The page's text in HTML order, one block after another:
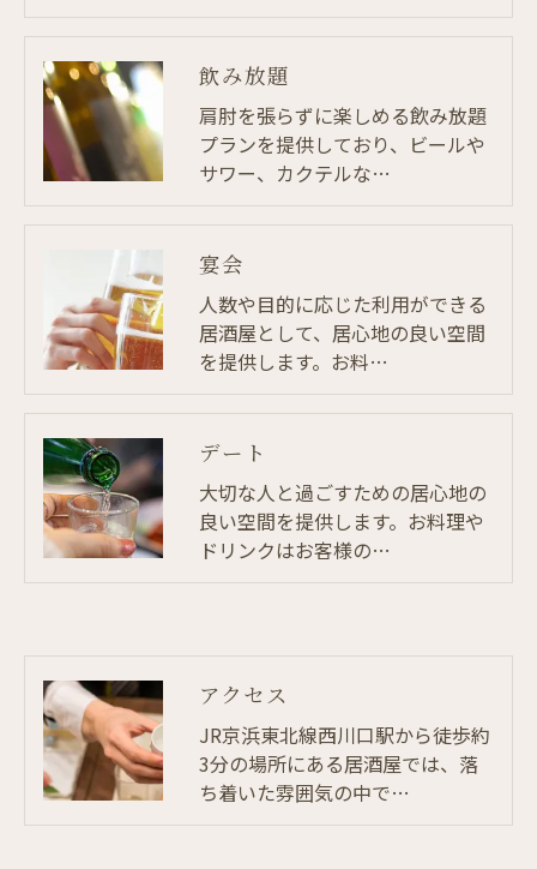
飲み放題
肩肘を張らずに楽しめる飲み放題
プランを提供しており、ビールや
サワー、カクテルな…
宴会
人数や目的に応じた利用ができる
居酒屋として、居心地の良い空間
を提供します。お料…
デート
大切な人と過ごすための居心地の
良い空間を提供します。お料理や
ドリンクはお客様の…
アクセス
JR京浜東北線西川口駅から徒歩約
3分の場所にある居酒屋では、落
ち着いた雰囲気の中で…